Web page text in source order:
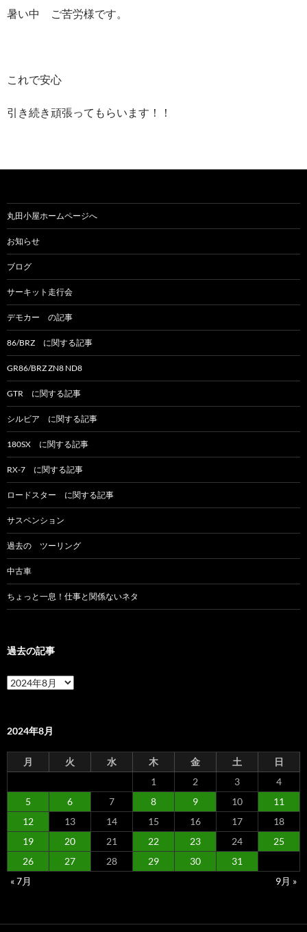
暑い中 ご苦労様です。
これで安心
引き続き頑張ってもらいます！！
丸田小屋ホームページへ
お知らせ
ブログ
サーキット走行会
デモカー の記事
86/BRZ に関する記事
GR86/BRZ ZN8 ND8
GTR に関する記事
シルビア に関する記事
180SX に関する記事
RX-7 に関する記事
ロードスター に関する記事
サスペンション
過去の ツーリング
中古車
ちょっと一息！仕事と関係ないネタ
過去の記事
過
去
事
2024年8月
月 火 水 木 金 土
日
1
2 3
4
5
6 7 8 9 10
11
12
13 14 15 16 17
18
19
20 21 22 23 24
25
26
27 28 29 30
31
« 7月
9月 »